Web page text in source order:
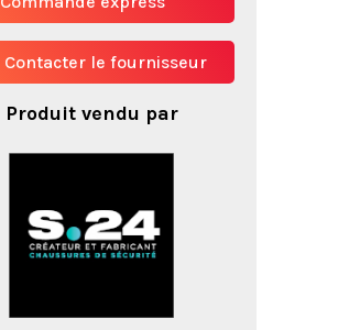
Contacter le fournisseur
Produit vendu par